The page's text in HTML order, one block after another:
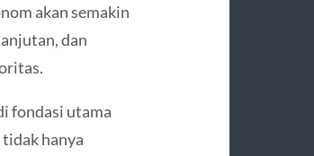
akan semakin
dan
fondasi utama
hanya